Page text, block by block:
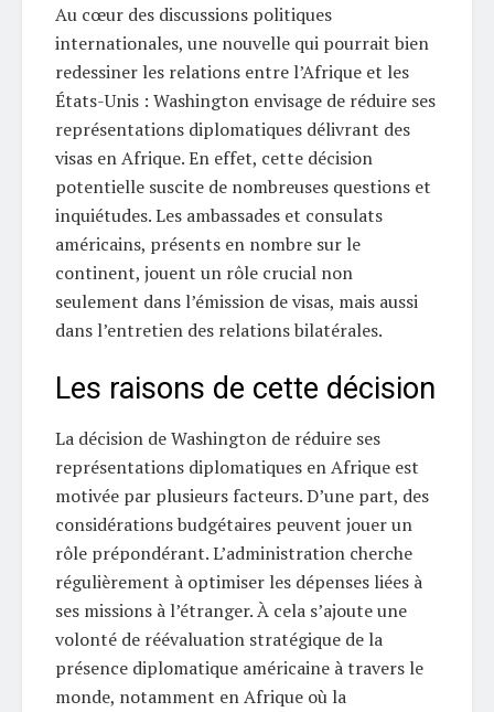
Au cœur des discussions politiques
internationales, une nouvelle qui pourrait bien
redessiner les relations entre l’Afrique et les
États-Unis : Washington envisage de réduire ses
représentations diplomatiques délivrant des
visas en Afrique. En effet, cette décision
potentielle suscite de nombreuses questions et
inquiétudes. Les ambassades et consulats
américains, présents en nombre sur le
continent, jouent un rôle crucial non
seulement dans l’émission de visas, mais aussi
dans l’entretien des relations bilatérales.
Les raisons de cette décision
La décision de Washington de réduire ses
représentations diplomatiques en Afrique est
motivée par plusieurs facteurs. D’une part, des
considérations budgétaires peuvent jouer un
rôle prépondérant. L’administration cherche
régulièrement à optimiser les dépenses liées à
ses missions à l’étranger. À cela s’ajoute une
volonté de réévaluation stratégique de la
présence diplomatique américaine à travers le
monde, notamment en Afrique où la